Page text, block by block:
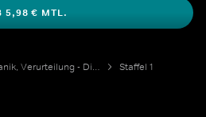
5,98 € MTL.
Glaube, Panik, Verurteilung - Die Geschichte von Peter Ellis
Staffel 1